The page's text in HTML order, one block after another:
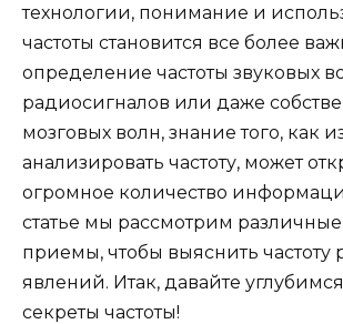
технологии, понимание и
частоты становится все более
определение частоты звуковых
радиосигналов или даже
мозговых волн, знание того, как
анализировать частоту, может
огромное количество
статье мы рассмотрим
приемы, чтобы выяснить частоту
явлений. Итак, давайте
секреты частоты!